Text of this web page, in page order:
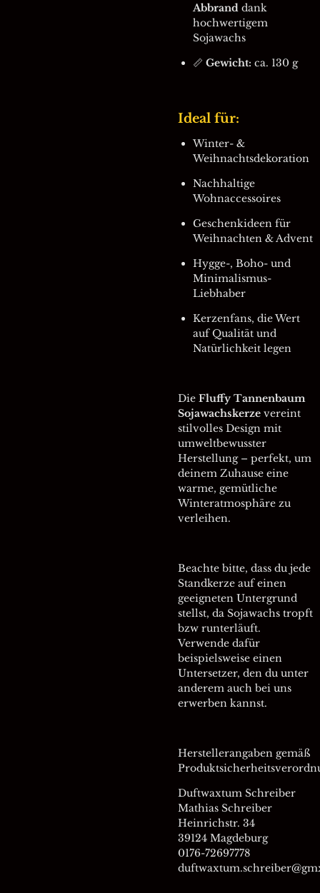
Abbrand dank
hochwertigem
Sojawachs
📏 Gewicht: ca. 130 g
Ideal für:
Winter- &
Weihnachtsdekoration
Nachhaltige
Wohnaccessoires
Geschenkideen für
Weihnachten & Advent
Hygge-, Boho- und
Minimalismus-
Liebhaber
Kerzenfans, die Wert
auf Qualität und
Natürlichkeit legen
Die Fluffy Tannenbaum
Sojawachskerze vereint
stilvolles Design mit
umweltbewusster
Herstellung – perfekt, um
deinem Zuhause eine
warme, gemütliche
Winteratmosphäre zu
verleihen.
Beachte bitte, dass du jede
Standkerze auf einen
geeigneten Untergrund
stellst, da Sojawachs tropft
bzw runterläuft.
Verwende dafür
beispielsweise einen
Untersetzer, den du unter
anderem auch bei uns
erwerben kannst.
Herstellerangaben gemäß
Duftwaxtum Schreiber
Mathias Schreiber
Heinrichstr. 34
39124 Magdeburg
0176-72697778